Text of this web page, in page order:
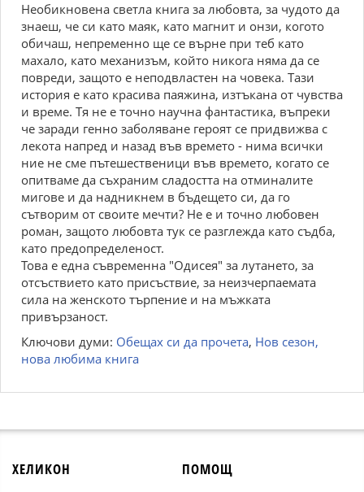
Необикновена светла книга за любовта, за чудото да
знаеш, че си като маяк, като магнит и онзи, когото
обичаш, непременно ще се върне при теб като
махало, като механизъм, който никога няма да се
повреди, защото е неподвластен на човека. Тази
история е като красива паяжина, изтъкана от чувства
и време. Тя не е точно научна фантастика, въпреки
че заради генно заболяване героят се придвижва с
лекота напред и назад във времето - нима всички
ние не сме пътешественици във времето, когато се
опитваме да съхраним сладостта на отминалите
мигове и да надникнем в бъдещето си, да го
сътворим от своите мечти? Не е и точно любовен
роман, защото любовта тук се разглежда като съдба,
като предопределеност.
Това е една съвременна "Одисея" за лутането, за
отсъствието като присъствие, за неизчерпаемата
сила на женското търпение и на мъжката
привързаност.
Ключови думи: Обещах си да прочета, Нов сезон,
нова любима книга
ХЕЛИКОН ПОМОЩ